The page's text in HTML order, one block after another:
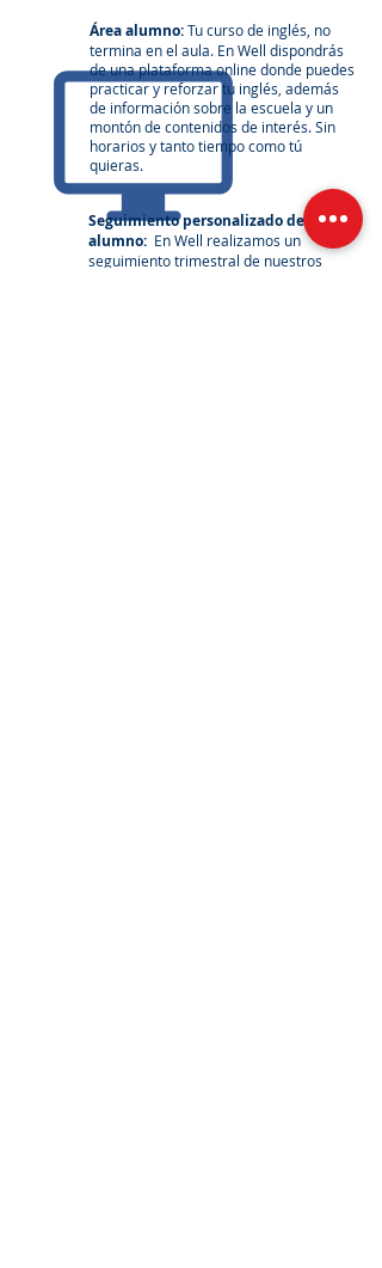
Áreaalumno:Tu curso de inglés, no
termina en el aula. En Well dispondrás
de una plataforma online donde puedes
practicar y reforzar tu inglés, además
de información sobre la escuela y un
montón de contenidos de interés. Sin
horarios y tanto tiempo como tú
quieras.
Seguimiento personalizado de cada
alumno: En Well realizamos un
seguimiento trimestral de nuestros